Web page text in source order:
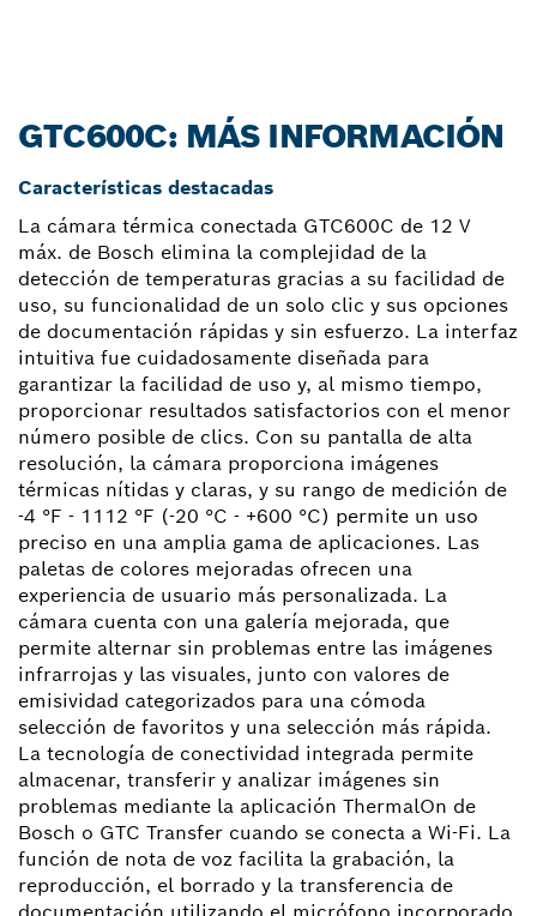
GTC600C: MÁS INFORMACIÓN
Características destacadas
La cámara térmica conectada GTC600C de 12 V
máx. de Bosch elimina la complejidad de la
detección de temperaturas gracias a su facilidad de
uso, su funcionalidad de un solo clic y sus opciones
de documentación rápidas y sin esfuerzo. La interfaz
intuitiva fue cuidadosamente diseñada para
garantizar la facilidad de uso y, al mismo tiempo,
proporcionar resultados satisfactorios con el menor
número posible de clics. Con su pantalla de alta
resolución, la cámara proporciona imágenes
térmicas nítidas y claras, y su rango de medición de
-4 °F - 1112 °F (-20 °C - +600 °C) permite un uso
preciso en una amplia gama de aplicaciones. Las
paletas de colores mejoradas ofrecen una
experiencia de usuario más personalizada. La
cámara cuenta con una galería mejorada, que
permite alternar sin problemas entre las imágenes
infrarrojas y las visuales, junto con valores de
emisividad categorizados para una cómoda
selección de favoritos y una selección más rápida.
La tecnología de conectividad integrada permite
almacenar, transferir y analizar imágenes sin
problemas mediante la aplicación ThermalOn de
Bosch o GTC Transfer cuando se conecta a Wi-Fi. La
función de nota de voz facilita la grabación, la
reproducción, el borrado y la transferencia de